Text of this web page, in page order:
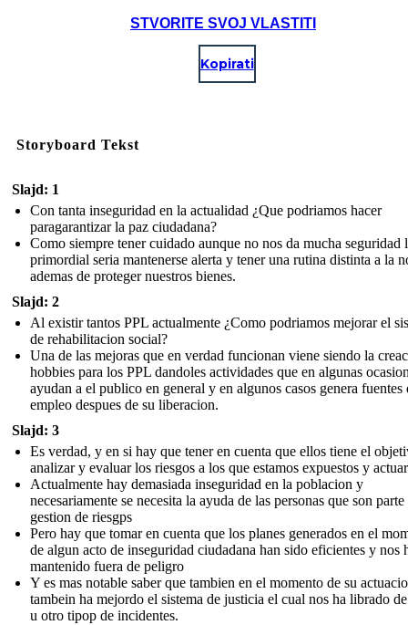
STVORITE SVOJ VLASTITI
Kopirati
Storyboard Tekst
Slajd: 1
Con tanta inseguridad en la actualidad ¿Que podriamos hacer
paragarantizar la paz ciudadana?
Como siempre tener cuidado aunque no nos da mucha seguridad
primordial seria mantenerse alerta y tener una rutina distinta a la
ademas de proteger nuestros bienes.
Slajd: 2
Al existir tantos PPL actualmente ¿Como podriamos mejorar el
de rehabilitacion social?
Una de las mejoras que en verdad funcionan viene siendo la
hobbies para los PPL dandoles actividades que en algunas
ayudan a el publico en general y en algunos casos genera fuentes
empleo despues de su liberacion.
Slajd: 3
Es verdad, y en si hay que tener en cuenta que ellos tiene el
analizar y evaluar los riesgos a los que estamos expuestos y actuar
Actualmente hay demasiada inseguridad en la poblacion y
necesariamente se necesita la ayuda de las personas que son parte
gestion de riesgps
Pero hay que tomar en cuenta que los planes generados en el
de algun acto de inseguridad ciudadana han sido eficientes y nos
mantenido fuera de peligro
Y es mas notable saber que tambien en el momento de su
tambein ha mejordo el sistema de justicia el cual nos ha librado
u otro tipop de incidentes.